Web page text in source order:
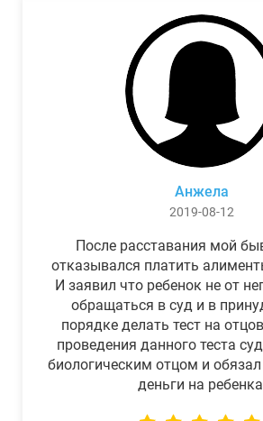
Анжела
2019-08-12
После расставания мой
отказывался платить
И заявил что ребенок не от
обращаться в суд и в
порядке делать тест на
проведения данного теста
биологическим отцом и
деньги на